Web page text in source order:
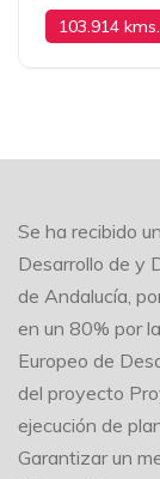
103.914 kms.
Se ha recibido
Desarrollo de y
de Andalucía,
en un 80% por
Europeo de
del proyecto
ejecución de
Garantizar un